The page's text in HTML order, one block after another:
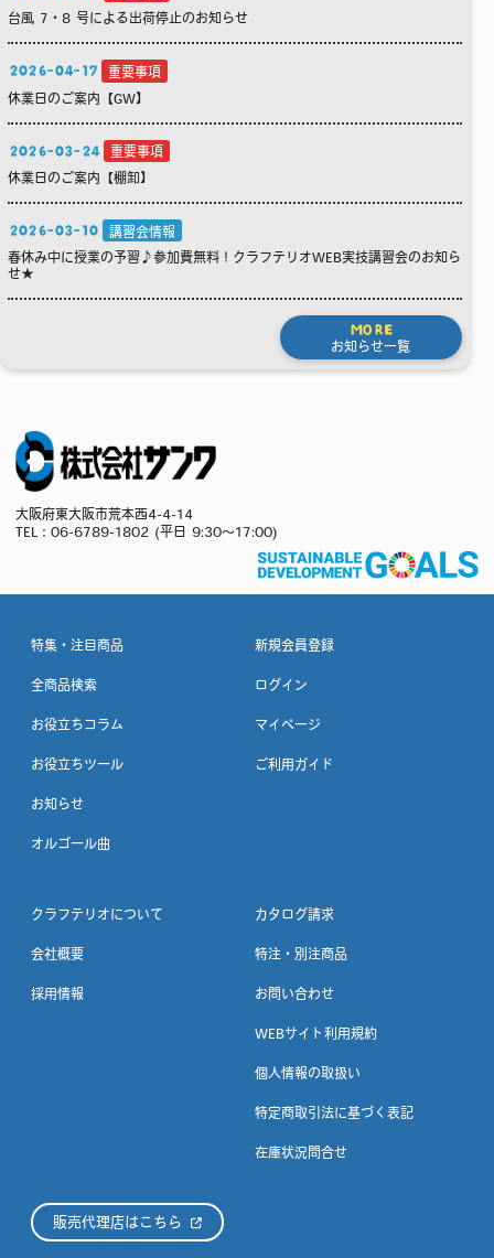
台風 7・8 号による出荷停止のお知らせ
2026-04-17
重要事項
休業日のご案内【GW】
2026-03-24
重要事項
休業日のご案内【棚卸】
2026-03-10
講習会情報
春休み中に授業の予習♪参加費無料！クラフテリオWEB実技講習会のお知ら
せ★
MORE
お知らせ一覧
大阪府東大阪市荒本西4-4-14
TEL： 06-6789-1802 (平日 9:30～17:00)
特集・注目商品
全商品検索
お役立ちコラム
お役立ちツール
お知らせ
オルゴール曲
新規会員登録
ログイン
マイページ
ご利用ガイド
クラフテリオについて
会社概要
採用情報
カタログ請求
特注・別注商品
お問い合わせ
WEBサイト利用規約
個人情報の取扱い
特定商取引法に基づく表記
在庫状況問合せ
販売代理店はこちら